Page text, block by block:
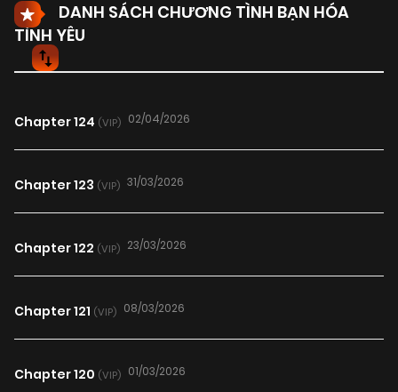
DANH SÁCH CHƯƠNG TÌNH BẠN HÓA
TÌNH YÊU
Chapter 124 (VIP) 02/04/2026
Chapter 123 (VIP) 31/03/2026
Chapter 122 (VIP) 23/03/2026
Chapter 121 (VIP) 08/03/2026
Chapter 120 (VIP) 01/03/2026